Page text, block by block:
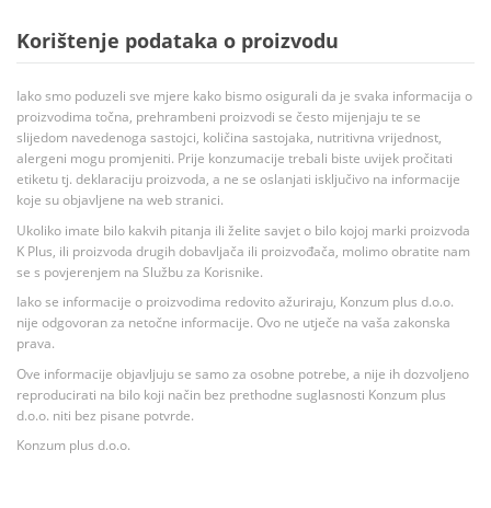
Korištenje podataka o proizvodu
Iako smo poduzeli sve mjere kako bismo osigurali da je svaka informacija o
proizvodima točna, prehrambeni proizvodi se često mijenjaju te se
slijedom navedenoga sastojci, količina sastojaka, nutritivna vrijednost,
alergeni mogu promjeniti. Prije konzumacije trebali biste uvijek pročitati
etiketu tj. deklaraciju proizvoda, a ne se oslanjati isključivo na informacije
koje su objavljene na web stranici.
Ukoliko imate bilo kakvih pitanja ili želite savjet o bilo kojoj marki proizvoda
K Plus, ili proizvoda drugih dobavljača ili proizvođača, molimo obratite nam
se s povjerenjem na Službu za Korisnike.
Iako se informacije o proizvodima redovito ažuriraju, Konzum plus d.o.o.
nije odgovoran za netočne informacije. Ovo ne utječe na vaša zakonska
prava.
Ove informacije objavljuju se samo za osobne potrebe, a nije ih dozvoljeno
reproducirati na bilo koji način bez prethodne suglasnosti Konzum plus
d.o.o. niti bez pisane potvrde.
Konzum plus d.o.o.